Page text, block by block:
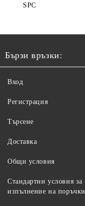
SPC
Бързи връзки:
Вход
Регистрация
Търсене
Доставка
Общи условия
Стандартни условия за
изпълнение на поръчки